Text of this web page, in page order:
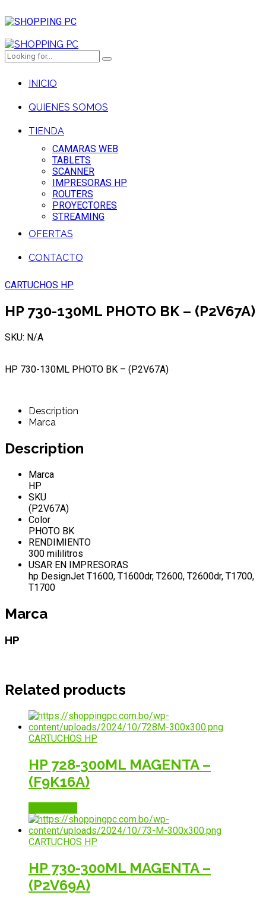
INICIO
QUIENES SOMOS
TIENDA
CAMARAS WEB
TABLETS
SCANNER
IMPRESORAS HP
ROUTERS
PROYECTORES
STREAMING
OFERTAS
CONTACTO
CARTUCHOS HP
HP 730-130ML PHOTO BK – (P2V67A)
SKU: N/A
HP 730-130ML PHOTO BK – (P2V67A)
Description
Marca
Description
Marca
HP
SKU
(P2V67A)
Color
PHOTO BK
RENDIMIENTO
300 mililitros
USAR EN IMPRESORAS
hp DesignJet T1600, T1600dr, T2600, T2600dr, T1700,
T1700
Marca
HP
Related products
CARTUCHOS HP
HP 728-300ML MAGENTA –
(F9K16A)
CARTUCHOS HP
HP 730-300ML MAGENTA –
(P2V69A)